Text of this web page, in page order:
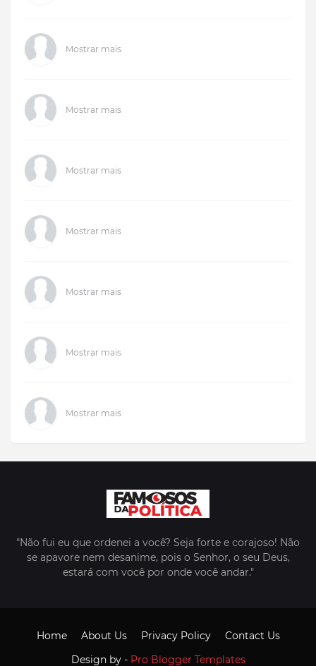
Mostrar mais
Mostrar mais
Mostrar mais
Mostrar mais
Mostrar mais
Mostrar mais
Mostrar mais
"Não fui eu que ordenei a você? Seja forte e corajoso! Não
se apavore nem desanime, pois o Senhor, o seu Deus,
estará com você por onde você andar."
Design by - Pro Blogger Templates
Home About Us Privacy Policy Contact Us